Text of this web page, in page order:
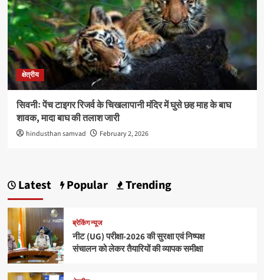
क्षेत्रीय
सिवनीः पेंच टाइगर रिजर्व के चिखलापानी मंदिर में घुसे छह माह के बाघ
शावक, मादा बाघ की तलाश जारी
hindusthan samvad February 2, 2026
Latest Popular Trending
ब्रेकिंग न्यूज
नीट (UG) परीक्षा-2026 की सुरक्षा एवं निष्पक्ष
संचालन को लेकर तैयारियों की व्यापक समीक्षा